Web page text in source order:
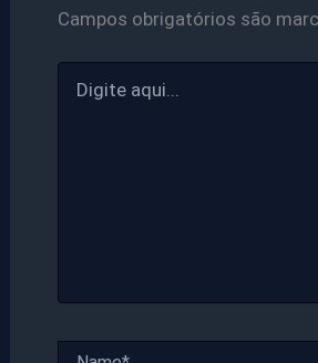
Campos obrigatórios são
aqui...